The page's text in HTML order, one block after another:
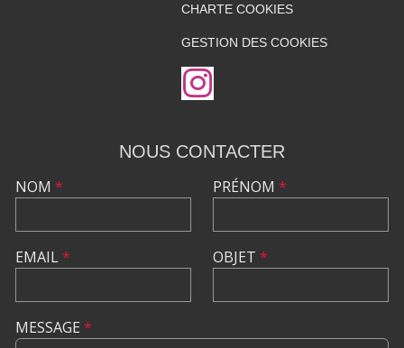
CHARTE COOKIES
GESTION DES COOKIES
NOUS CONTACTER
NOM *
EMAIL*
PRÉNOM *
OBJET *
MESSAGE *